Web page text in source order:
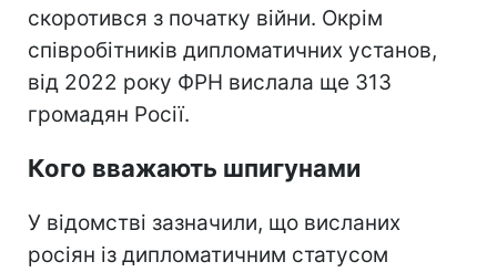
скоротився з початку війни. Окрім
співробітників дипломатичних установ,
від 2022 року ФРН вислала ще 313
громадян Росії.
Кого вважають шпигунами
У відомстві зазначили, що висланих
росіян із дипломатичним статусом